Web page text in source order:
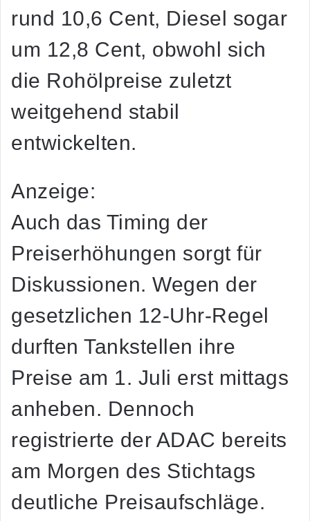
rund 10,6 Cent, Diesel sogar
um 12,8 Cent, obwohl sich
die Rohölpreise zuletzt
weitgehend stabil
entwickelten.
Anzeige:
Auch das Timing der
Preiserhöhungen sorgt für
Diskussionen. Wegen der
gesetzlichen 12-Uhr-Regel
durften Tankstellen ihre
Preise am 1. Juli erst mittags
anheben. Dennoch
registrierte der ADAC bereits
am Morgen des Stichtags
deutliche Preisaufschläge.